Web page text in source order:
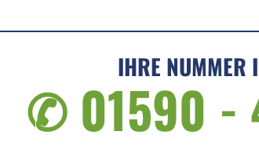
IHRE NUMMER
✆ 01590 -